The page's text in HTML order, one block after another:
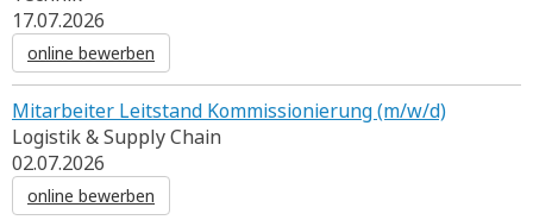
17.07.2026
online bewerben
Mitarbeiter Leitstand Kommissionierung (m/w/d)
Logistik & Supply Chain
02.07.2026
online bewerben